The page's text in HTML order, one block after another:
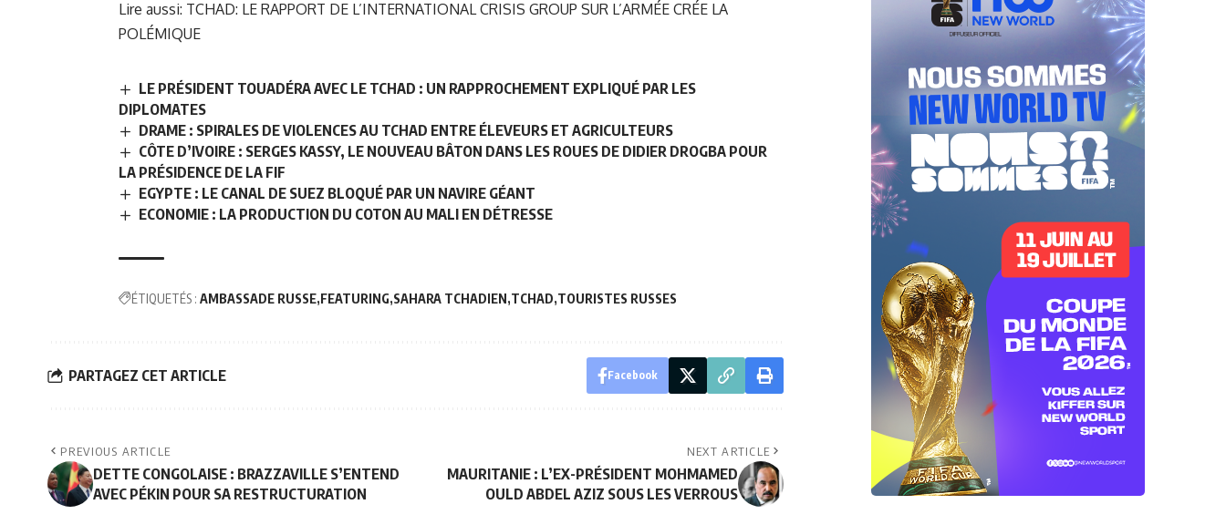
Lire aussi: TCHAD: LE RAPPORT DE L’INTERNATIONAL CRISIS GROUP SUR L’ARMÉE CRÉE LA
POLÉMIQUE
LE PRÉSIDENT TOUADÉRA AVEC LE TCHAD : UN RAPPROCHEMENT EXPLIQUÉ PAR LES
DIPLOMATES
DRAME : SPIRALES DE VIOLENCES AU TCHAD ENTRE ÉLEVEURS ET AGRICULTEURS
CÔTE D’IVOIRE : SERGES KASSY, LE NOUVEAU BÂTON DANS LES ROUES DE DIDIER DROGBA POUR
LA PRÉSIDENCE DE LA FIF
EGYPTE : LE CANAL DE SUEZ BLOQUÉ PAR UN NAVIRE GÉANT
ECONOMIE : LA PRODUCTION DU COTON AU MALI EN DÉTRESSE
ÉTIQUETÉS : AMBASSADE RUSSE FEATURING SAHARA TCHADIEN TCHAD TOURISTES RUSSES
PARTAGEZ CET ARTICLE Facebook
PREVIOUS ARTICLE
DETTE CONGOLAISE : BRAZZAVILLE S’ENTEND
AVEC PÉKIN POUR SA RESTRUCTURATION
NEXT ARTICLE
MAURITANIE : L’EX-PRÉSIDENT MOHMAMED
OULD ABDEL AZIZ SOUS LES VERROUS